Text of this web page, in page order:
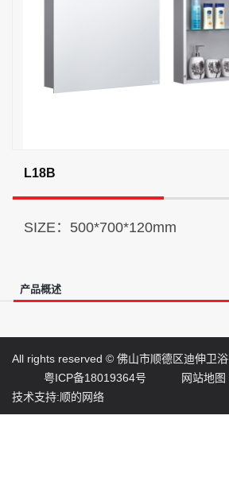
L18B
SIZE：500*700*120mm
产品概述
All rights reserved © 佛山市顺德区迪伸卫
粤ICP备18019364号
网站地图
技术支持:顺的网络